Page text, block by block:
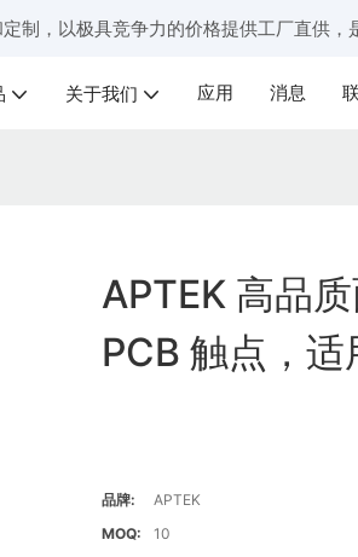
制，以极具竞争力的价格提供工厂直供，
关于我们 应用 消息
APTEK 高品
PCB 触点，
品牌:
APTEK
MOQ:
10